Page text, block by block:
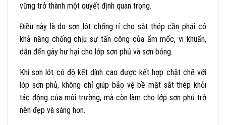
vững trở thành một quyết định quan trọng.
Điều này là do sơn lót chống rỉ cho sắt thép cần phải có
khả năng chống chịu sự tấn công của ẩm mốc, vi khuẩn,
dẫn đến gây hư hại cho lớp sơn phủ và sơn bóng.
Khi sơn lót có độ kết dính cao được kết hợp chặt chẽ với
lớp sơn phủ, không chỉ giúp bảo vệ bề mặt sắt thép khỏi
tác động của môi trường, mà còn làm cho lớp sơn phủ trở
nên đẹp và sáng hơn.